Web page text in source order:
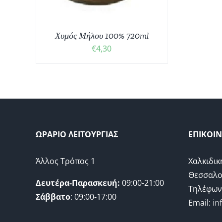
Χυμός Μήλου 100% 720ml
€4,30
ΩΡΑΡΙΟ ΛΕΙΤΟΥΡΓΙΑΣ
Άλλος Τρόπος 1
Δευτέρα-Παρασκευή: 09:00-21:00
Σάββατο: 09:00-17:00
Email: